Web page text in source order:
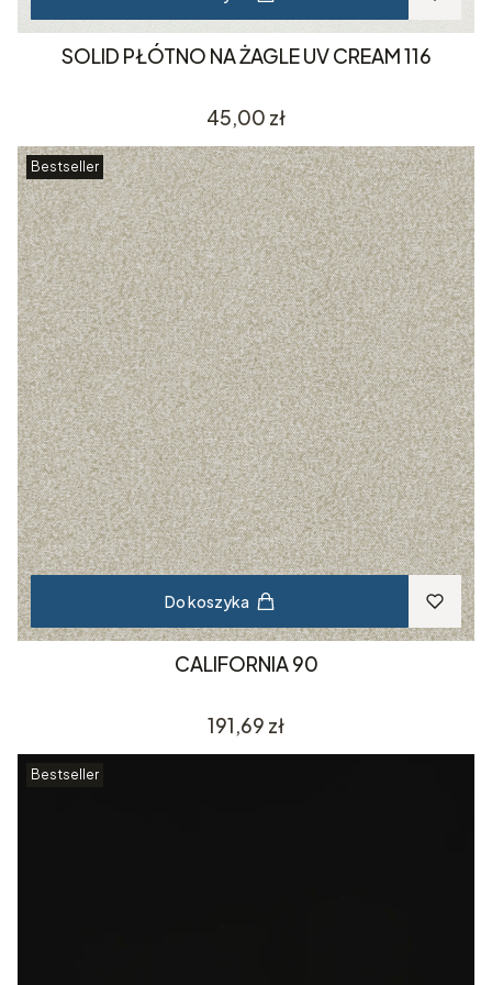
SOLID PŁÓTNO NA ŻAGLE UV CREAM 116
Cena
45,00 zł
Bestseller
Do koszyka
CALIFORNIA 90
Cena
191,69 zł
Bestseller